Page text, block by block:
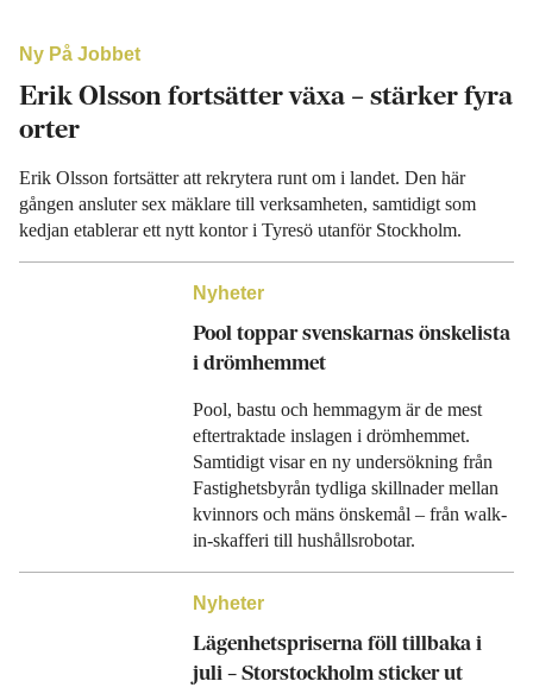
Ny På Jobbet
Erik Olsson fortsätter växa – stärker fyra
orter
Erik Olsson fortsätter att rekrytera runt om i landet. Den här
gången ansluter sex mäklare till verksamheten, samtidigt som
kedjan etablerar ett nytt kontor i Tyresö utanför Stockholm.
Nyheter
Pool toppar svenskarnas önskelista
i drömhemmet
Pool, bastu och hemmagym är de mest
eftertraktade inslagen i drömhemmet.
Samtidigt visar en ny undersökning från
Fastighetsbyrån tydliga skillnader mellan
kvinnors och mäns önskemål – från walk-
in-skafferi till hushållsrobotar.
Nyheter
Lägenhetspriserna föll tillbaka i
juli – Storstockholm sticker ut